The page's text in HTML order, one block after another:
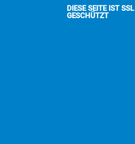
DIESE SEITE IST SSL
GESCHÜTZT